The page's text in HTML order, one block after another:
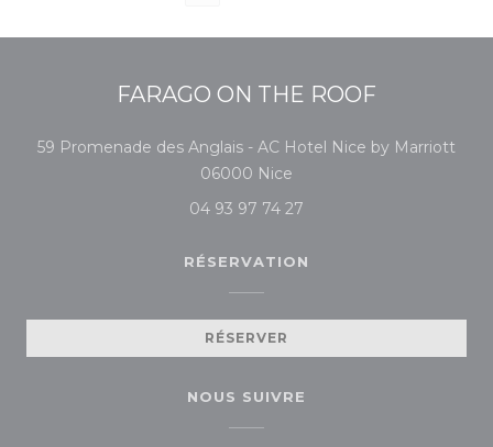
FARAGO ON THE ROOF
59 Promenade des Anglais - AC Hotel Nice by Marriott
06000 Nice
04 93 97 74 27
RÉSERVATION
RÉSERVER
NOUS SUIVRE